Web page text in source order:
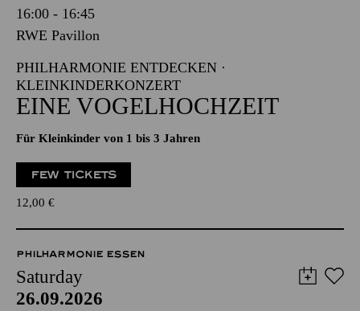
16:00 - 16:45
RWE Pavillon
PHILHARMONIE ENTDECKEN ·
KLEINKINDERKONZERT
EINE VOGELHOCHZEIT
Für Kleinkinder von 1 bis 3 Jahren
FEW TICKETS
12,00 €
PHILHARMONIE ESSEN
Saturday
26.09.2026